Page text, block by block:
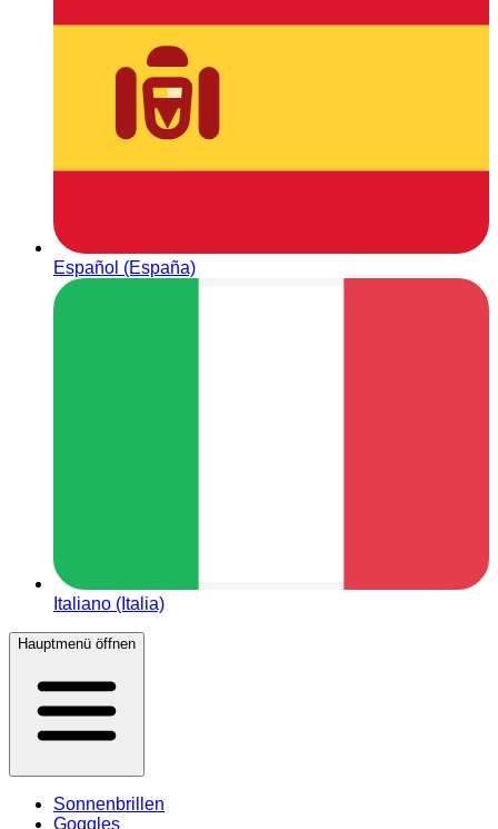
Español (España)
Italiano (Italia)
Hauptmenü öffnen
Sonnenbrillen
Goggles